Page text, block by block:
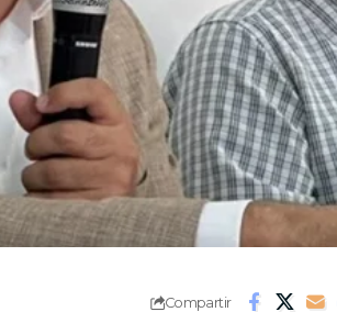
Compartir